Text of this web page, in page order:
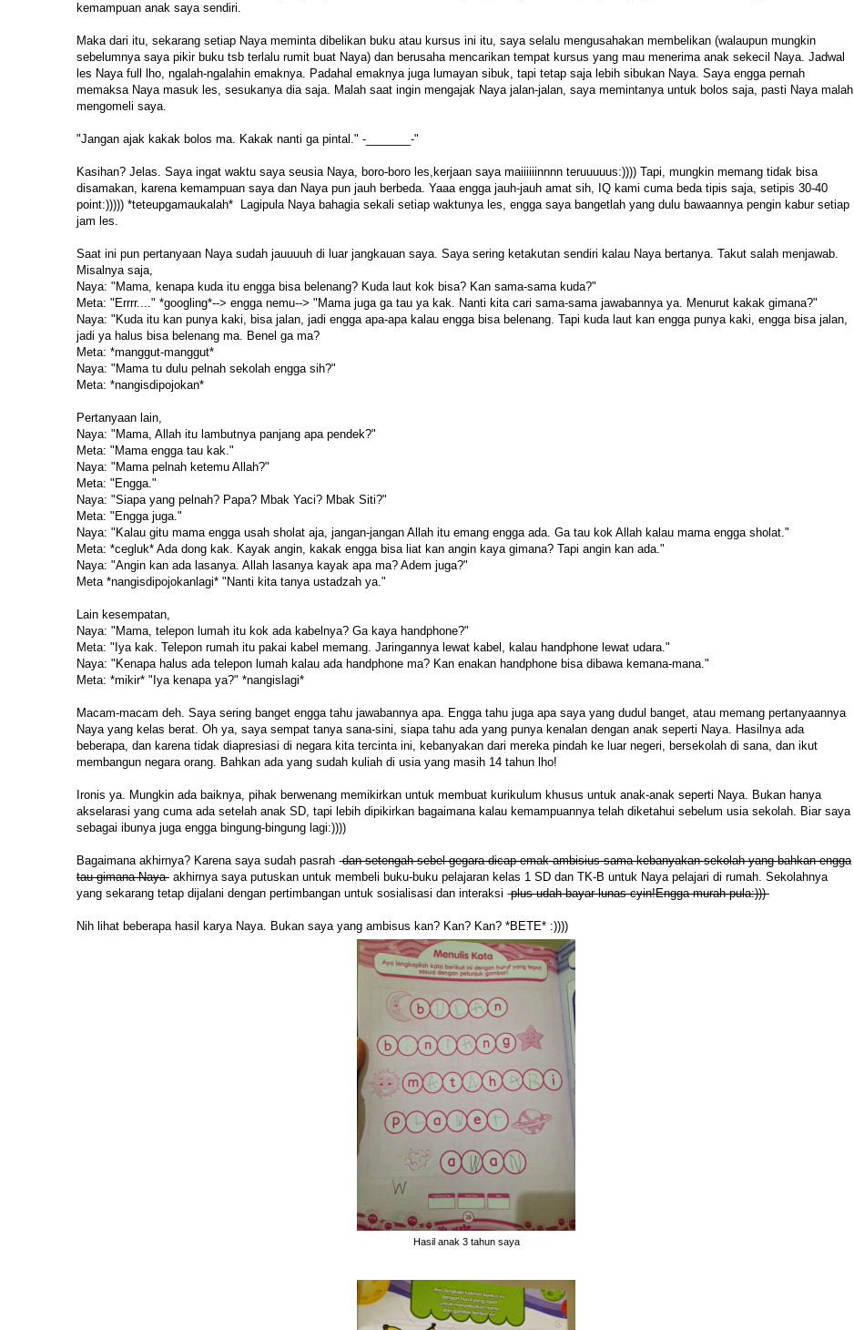
kemampuan anak saya sendiri.
Maka dari itu, sekarang setiap Naya meminta dibelikan buku atau kursus ini itu, saya selalu mengusahakan membelikan (walaupun mungkin
sebelumnya saya pikir buku tsb terlalu rumit buat Naya) dan berusaha mencarikan tempat kursus yang mau menerima anak sekecil Naya. Jadwal
les Naya full lho, ngalah-ngalahin emaknya. Padahal emaknya juga lumayan sibuk, tapi tetap saja lebih sibukan Naya. Saya engga pernah
memaksa Naya masuk les, sesukanya dia saja. Malah saat ingin mengajak Naya jalan-jalan, saya memintanya untuk bolos saja, pasti Naya malah
mengomeli saya.
"Jangan ajak kakak bolos ma. Kakak nanti ga pintal." -_______-"
Kasihan? Jelas. Saya ingat waktu saya seusia Naya, boro-boro les,kerjaan saya maiiiiiinnnn teruuuuus:)))) Tapi, mungkin memang tidak bisa
disamakan, karena kemampuan saya dan Naya pun jauh berbeda. Yaaa engga jauh-jauh amat sih, IQ kami cuma beda tipis saja, setipis 30-40
point:))))) *teteupgamaukalah* Lagipula Naya bahagia sekali setiap waktunya les, engga saya bangetlah yang dulu bawaannya pengin kabur setiap
jam les.
Saat ini pun pertanyaan Naya sudah jauuuuh di luar jangkauan saya. Saya sering ketakutan sendiri kalau Naya bertanya. Takut salah menjawab.
Misalnya saja,
Naya: "Mama, kenapa kuda itu engga bisa belenang? Kuda laut kok bisa? Kan sama-sama kuda?"
Meta: "Errrr...." *googling*--> engga nemu--> "Mama juga ga tau ya kak. Nanti kita cari sama-sama jawabannya ya. Menurut kakak gimana?"
Naya: "Kuda itu kan punya kaki, bisa jalan, jadi engga apa-apa kalau engga bisa belenang. Tapi kuda laut kan engga punya kaki, engga bisa jalan,
jadi ya halus bisa belenang ma. Benel ga ma?
Meta: *manggut-manggut*
Naya: "Mama tu dulu pelnah sekolah engga sih?"
Meta: *nangisdipojokan*
Pertanyaan lain,
Naya: "Mama, Allah itu lambutnya panjang apa pendek?"
Meta: "Mama engga tau kak."
Naya: "Mama pelnah ketemu Allah?"
Meta: "Engga."
Naya: "Siapa yang pelnah? Papa? Mbak Yaci? Mbak Siti?"
Meta: "Engga juga."
Naya: "Kalau gitu mama engga usah sholat aja, jangan-jangan Allah itu emang engga ada. Ga tau kok Allah kalau mama engga sholat."
Meta: *cegluk* Ada dong kak. Kayak angin, kakak engga bisa liat kan angin kaya gimana? Tapi angin kan ada."
Naya: "Angin kan ada lasanya. Allah lasanya kayak apa ma? Adem juga?"
Meta *nangisdipojokanlagi* "Nanti kita tanya ustadzah ya."
Lain kesempatan,
Naya: "Mama, telepon lumah itu kok ada kabelnya? Ga kaya handphone?"
Meta: "Iya kak. Telepon rumah itu pakai kabel memang. Jaringannya lewat kabel, kalau handphone lewat udara."
Naya: "Kenapa halus ada telepon lumah kalau ada handphone ma? Kan enakan handphone bisa dibawa kemana-mana."
Meta: *mikir* "Iya kenapa ya?" *nangislagi*
Macam-macam deh. Saya sering banget engga tahu jawabannya apa. Engga tahu juga apa saya yang dudul banget, atau memang pertanyaannya
Naya yang kelas berat. Oh ya, saya sempat tanya sana-sini, siapa tahu ada yang punya kenalan dengan anak seperti Naya. Hasilnya ada
beberapa, dan karena tidak diapresiasi di negara kita tercinta ini, kebanyakan dari mereka pindah ke luar negeri, bersekolah di sana, dan ikut
membangun negara orang. Bahkan ada yang sudah kuliah di usia yang masih 14 tahun lho!
Ironis ya. Mungkin ada baiknya, pihak berwenang memikirkan untuk membuat kurikulum khusus untuk anak-anak seperti Naya. Bukan hanya
akselarasi yang cuma ada setelah anak SD, tapi lebih dipikirkan bagaimana kalau kemampuannya telah diketahui sebelum usia sekolah. Biar saya
sebagai ibunya juga engga bingung-bingung lagi:))))
Bagaimana akhirnya? Karena saya sudah pasrah -dan setengah sebel gegara dicap emak ambisius sama kebanyakan sekolah yang bahkan engga
tau gimana Naya- akhirnya saya putuskan untuk membeli buku-buku pelajaran kelas 1 SD dan TK-B untuk Naya pelajari di rumah. Sekolahnya
yang sekarang tetap dijalani dengan pertimbangan untuk sosialisasi dan interaksi -plus udah bayar lunas cyin!Engga murah pula:)))-
Nih lihat beberapa hasil karya Naya. Bukan saya yang ambisus kan? Kan? Kan? *BETE* :))))
Hasil anak 3 tahun saya